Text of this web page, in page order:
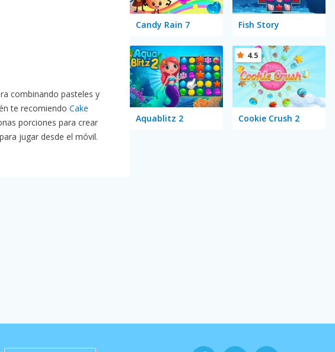
combinando pasteles y
te recomiendo Cake
porciones para crear
jugar desde el móvil.
Candy Rain 7 Fish Story
Aquablitz 2 Cookie Crush 2
4.5